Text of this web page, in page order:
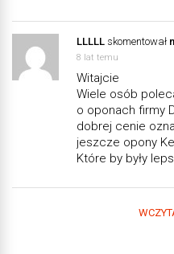
LLLLL skomentował
8 lat temu
Witajcie
Wiele osób
o oponach firmy
dobrej cenie
jeszcze opony
Które by były